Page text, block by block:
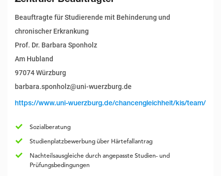
Beauftragte für Studierende mit Behinderung und
chronischer Erkrankung
Prof. Dr. Barbara Sponholz
Am Hubland
97074 Würzburg
barbara.sponholz@uni-wuerzburg.de
https://www.uni-wuerzburg.de/chancengleichheit/kis/team/
Sozialberatung
Studienplatzbewerbung über Härtefallantrag
Nachteilsausgleiche durch angepasste Studien- und
Prüfungsbedingungen